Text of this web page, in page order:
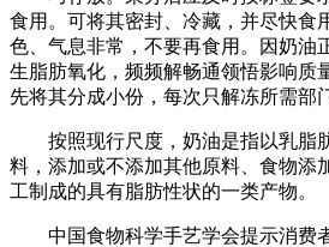
食用。可将其密封、冷藏，并尽快食
色、气息非常，不要再食用。因奶油
生脂肪氧化，频频解畅通领悟影响质
先将其分成小份，每次只解冻所需部
按照现行尺度，奶油是指以乳脂
料，添加或不添加其他原料、食物添
工制成的具有脂肪性状的一类产物。
中国食物科学手艺学会提示消费者